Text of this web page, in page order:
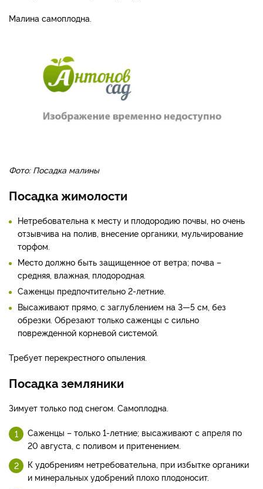
Малина самоплодна.
Фото: Посадка малины
Посадка жимолости
Нетребовательна к месту и плодородию почвы, но очень
отзывчива на полив, внесение органики, мульчирование
торфом.
Место должно быть защищенное от ветра; почва –
средняя, влажная, плодородная.
Саженцы предпочтительно 2-летние.
Высаживают прямо, с заглублением на 3—5 см, без
обрезки. Обрезают только саженцы с сильно
поврежденной корневой системой.
Требует перекрестного опыления.
Посадка земляники
Зимует только под снегом. Самоплодна.
Саженцы – только 1-летние; высаживают с апреля по
20 августа, с поливом и притенением.
К удобрениям нетребовательна, при избытке органики
и минеральных удобрений плохо плодоносит.